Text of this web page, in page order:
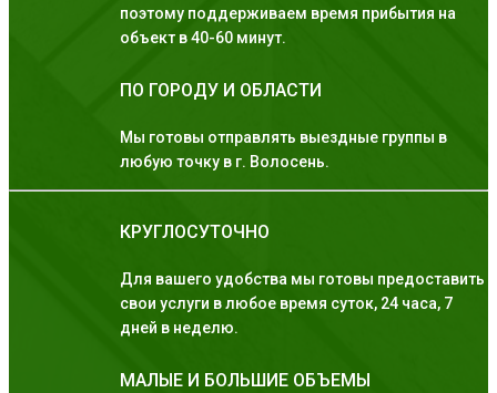
поэтому поддерживаем время прибытия на
объект в 40-60 минут.
ПО ГОРОДУ И ОБЛАСТИ
Мы готовы отправлять выездные группы в
любую точку в г. Волосень.
КРУГЛОСУТОЧНО
Для вашего удобства мы готовы предоставить
свои услуги в любое время суток, 24 часа, 7
дней в неделю.
МАЛЫЕ И БОЛЬШИЕ ОБЪЕМЫ